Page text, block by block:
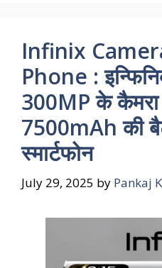
Infinix
Phone :
300MP के कैमरा
7500mAh की
स्मार्टफोन
July 29, 2025 by Pankaj